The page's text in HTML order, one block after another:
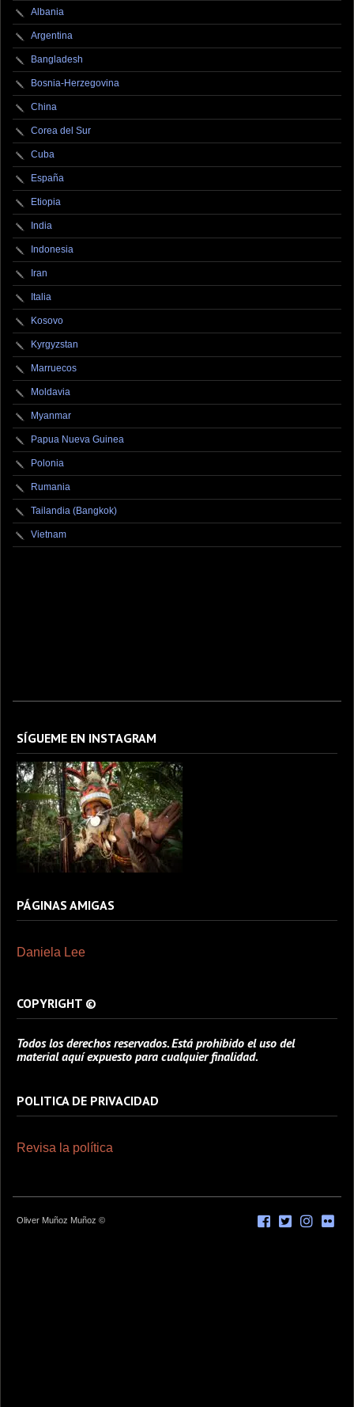
Albania
Argentina
Bangladesh
Bosnia-Herzegovina
China
Corea del Sur
Cuba
España
Etiopia
India
Indonesia
Iran
Italia
Kosovo
Kyrgyzstan
Marruecos
Moldavia
Myanmar
Papua Nueva Guinea
Polonia
Rumania
Tailandia (Bangkok)
Vietnam
SÍGUEME EN INSTAGRAM
PÁGINAS AMIGAS
Daniela Lee
COPYRIGHT ©
Todos los derechos reservados. Está prohibido el uso del
material aquí expuesto para cualquier finalidad.
POLITICA DE PRIVACIDAD
Revisa la política
Oliver Muñoz Muñoz ©